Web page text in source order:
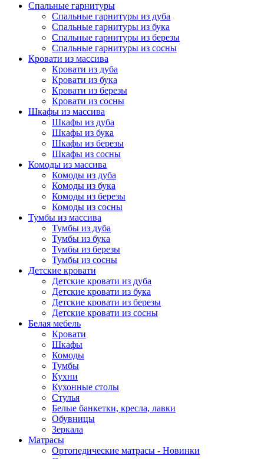
Спальные гарнитуры
Спальные гарнитуры из дуба
Спальные гарнитуры из бука
Спальные гарнитуры из березы
Спальные гарнитуры из сосны
Кровати из массива
Кровати из дуба
Кровати из бука
Кровати из березы
Кровати из сосны
Шкафы из массива
Шкафы из дуба
Шкафы из бука
Шкафы из березы
Шкафы из сосны
Комоды из массива
Комоды из дуба
Комоды из бука
Комоды из березы
Комоды из сосны
Тумбы из массива
Тумбы из дуба
Тумбы из бука
Тумбы из березы
Тумбы из сосны
Детские кровати
Детские кровати из дуба
Детские кровати из бука
Детские кровати из березы
Детские кровати из сосны
Белая мебель
Кровати
Шкафы
Комоды
Тумбы
Кухни
Кухонные столы
Стулья
Белые банкетки, кресла, лавки
Обувницы
Зеркала
Матрасы
Ортопедические матрасы - Новинки